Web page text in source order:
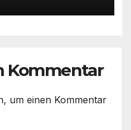
auf Social
Kommentar
um einen Kommentar